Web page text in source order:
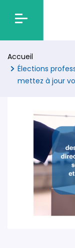
Accueil
Élections
mettez à jour